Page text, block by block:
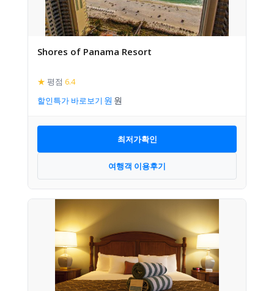
Shores of Panama Resort
★ 평점 6.4
할인특가 바로보기
최저가확인
여행객 이용후기